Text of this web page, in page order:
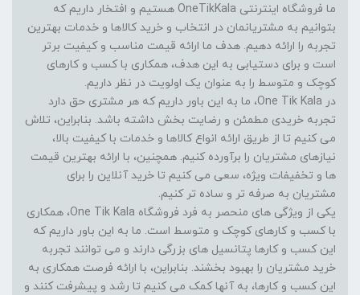
ما فروشگاه اینترنتی OneTikKala هستیم و افتخار داریم که
بتوانیم به مشتریانمان در انتخاب و خرید کالاها و خدمات بهترین
تجربه را ارائه دهیم. هدف ما ارائه قیمت مناسب و کیفیت برتر
است و برای دستیابی به این هدف، همکاری با کسب و کارهای
کوچک و متوسط را به عنوان یک اولویت در نظر داریم.
در One Tik Kala، ما به این باور داریم که هر مشتری حق دارد
تجربه خریدی مطمئن و رضایت بخش داشته باشد. بنابراین، تلاش
می کنیم تا از طریق ارائه انواع کالاها و خدمات با کیفیت بالا،
نیازهای مشتریان را برآورده کنیم. همچنین، با ارائه بهترین قیمت
ها و تخفیفات ویژه، سعی می کنیم تا خرید آنلاین را برای
مشتریان به صرفه تر و ساده تر کنیم.
یکی از ویژگی های منحصر به فرد فروشگاه One Tik Kala، همکاری
با کسب و کارهای کوچک و متوسط است. ما به این باور داریم که
این کسب و کارها پتانسیل های بزرگی دارند و می توانند تجربه
خرید مشتریان را بهبود بخشند. بنابراین، با ارائه فرصت همکاری به
این کسب و کارها، به آنها کمک می کنیم تا رشد و پیشرفت کنند و